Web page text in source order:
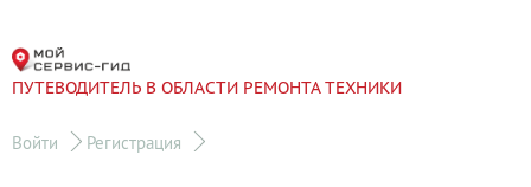
ПУТЕВОДИТЕЛЬ В ОБЛАСТИ РЕМОНТА ТЕХНИКИ
Войти Регистрация